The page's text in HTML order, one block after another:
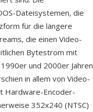
Dateisystemen, die
für die längere
die einen Video-
Bytestrom mit
und 2000er Jahren
in allem von Video-
Hardware-Encoder-
352x240 (NTSC)